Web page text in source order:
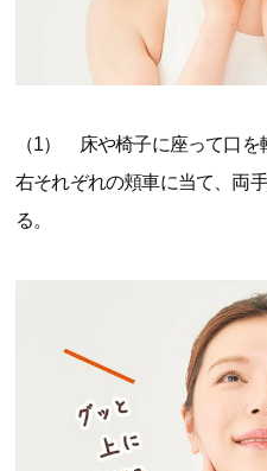
（1） 床や椅子に座って口を
右それぞれの頬車に当て、両
る。